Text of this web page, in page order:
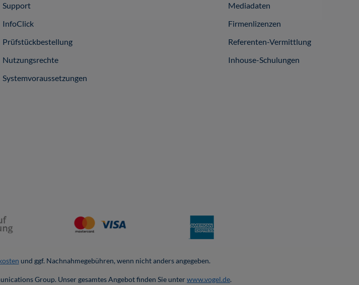
Support
InfoClick
Prüfstückbestellung
Nutzungsrechte
Systemvoraussetzungen
Mediadaten
Firmenlizenzen
Referenten-Vermittlung
Inhouse-Schulungen
und ggf. Nachnahmegebühren, wenn nicht anders angegeben.
Group. Unser gesamtes Angebot finden Sie unterwww.vogel.de.